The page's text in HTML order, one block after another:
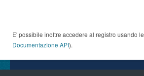
E' possibile inoltre accedere al registro usando le
Documentazione API).